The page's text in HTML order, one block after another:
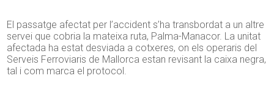
El passatge afectat per l’accident s’ha transbordat a un altre
servei que cobria la mateixa ruta, Palma-Manacor. La unitat
afectada ha estat desviada a cotxeres, on els operaris del
Serveis Ferroviaris de Mallorca estan revisant la caixa negra,
tal i com marca el protocol.